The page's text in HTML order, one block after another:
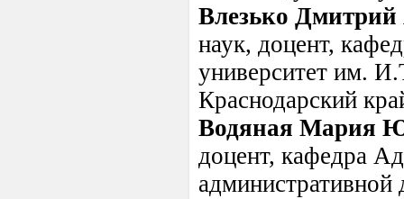
Влезько Дмитрий
наук, доцент,
университет им.
Краснодарский
Водяная Мария
доцент, кафедра
административной